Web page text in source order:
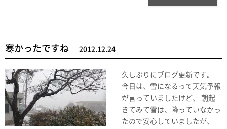
寒かったですね 2012.12.24
久しぶりにブログ更新です。
今日は、雪になるって天気予報
が言っていましたけど、 朝起
きてみて雪は、降っていなかっ
たので安心していましたが、